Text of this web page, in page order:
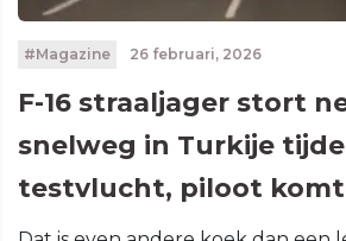
#Magazine 26 februari, 2026
F-16 straaljager stort
snelweg in Turkije
testvlucht, piloot